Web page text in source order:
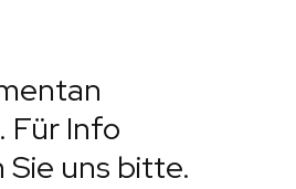
Für Info
uns bitte.